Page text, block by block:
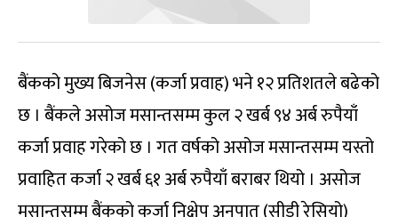
बैंकको मुख्य बिजनेस (कर्जा प्रवाह) भने १२ प्रतिशतले बढेको
छ । बैंकले असोज मसान्तसम्म कुल २ खर्ब ९४ अर्ब रुपैयाँ
कर्जा प्रवाह गरेको छ । गत वर्षको असोज मसान्तसम्म यस्तो
प्रवाहित कर्जा २ खर्ब ६१ अर्ब रुपैयाँ बराबर थियो । असोज